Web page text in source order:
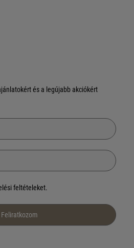
és a legújabb akciókért
feltételeket.